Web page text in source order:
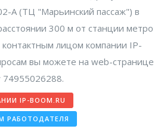
А (ТЦ "Марьинский пассаж") в
300 м от станции метро
лицом компании IP-
вы можете на web-странице
IP-BOOM.RU
РАБОТОДАТЕЛЯ